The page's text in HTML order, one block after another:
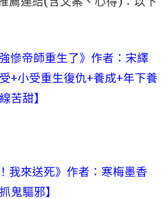
強慘帝師重生了》作者：宋繹
+小受重生復仇+養成+年下養
苦甜】
！我來送死》作者：寒梅墨香
鬼驅邪】